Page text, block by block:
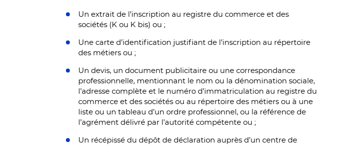
Un extrait de l’inscription au registre du commerce et des
sociétés (K ou K bis) ou ;
Une carte d’identification justifiant de l’inscription au répertoire
des métiers ou ;
Un devis, un document publicitaire ou une correspondance
professionnelle, mentionnant le nom ou la dénomination sociale,
l’adresse complète et le numéro d’immatriculation au registre du
commerce et des sociétés ou au répertoire des métiers ou à une
liste ou un tableau d’un ordre professionnel, ou la référence de
l’agrément délivré par l’autorité compétente ou ;
Un récépissé du dépôt de déclaration auprès d’un centre de